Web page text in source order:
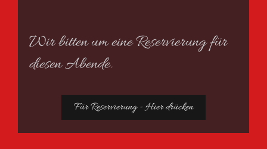
Wir bitten um eine Reservierung für
diesen Abende.
Für Reservierung - Hier drücken